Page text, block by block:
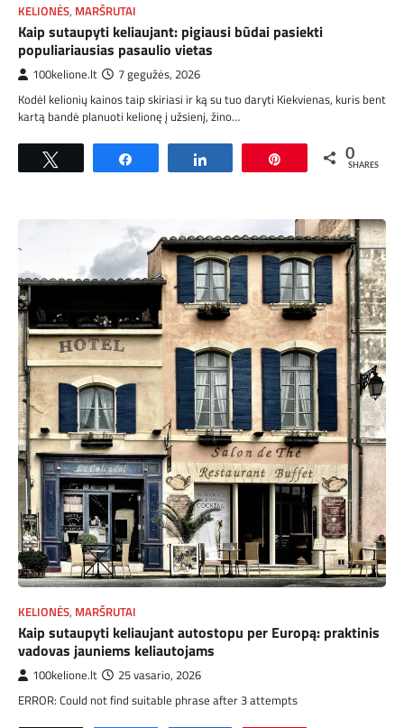
KELIONĖS, MARŠRUTAI
Kaip sutaupyti keliaujant: pigiausi būdai pasiekti
populiariausias pasaulio vietas
100kelione.lt 7 gegužės, 2026
Kodėl kelionių kainos taip skiriasi ir ką su tuo daryti Kiekvienas, kuris bent
kartą bandė planuoti kelionę į užsienį, žino…
0
SHARES
KELIONĖS, MARŠRUTAI
Kaip sutaupyti keliaujant autostopu per Europą: praktinis
vadovas jauniems keliautojams
100kelione.lt 25 vasario, 2026
ERROR: Could not find suitable phrase after 3 attempts